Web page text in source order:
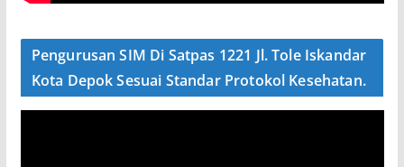
Pengurusan SIM Di Satpas 1221 Jl. Tole Iskandar
Kota Depok Sesuai Standar Protokol Kesehatan.